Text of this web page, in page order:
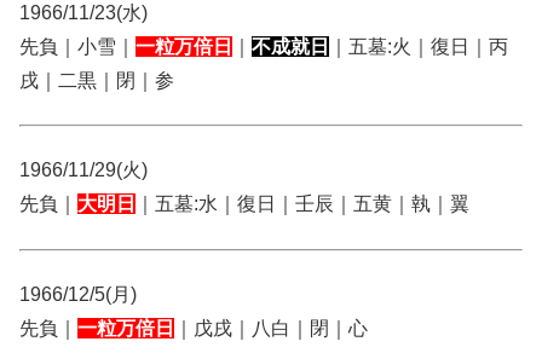
1966/11/23(水)
先負｜小雪｜ 一粒万倍日 不成就日
｜五墓:火｜復日｜丙
戌｜二黒｜閉｜参
1966/11/29(火)
先負｜ 大明日 ｜五墓:水｜復日｜壬辰｜五黄｜執｜翼
1966/12/5(月)
先負｜ 一粒万倍日 ｜戊戌｜八白｜閉｜心